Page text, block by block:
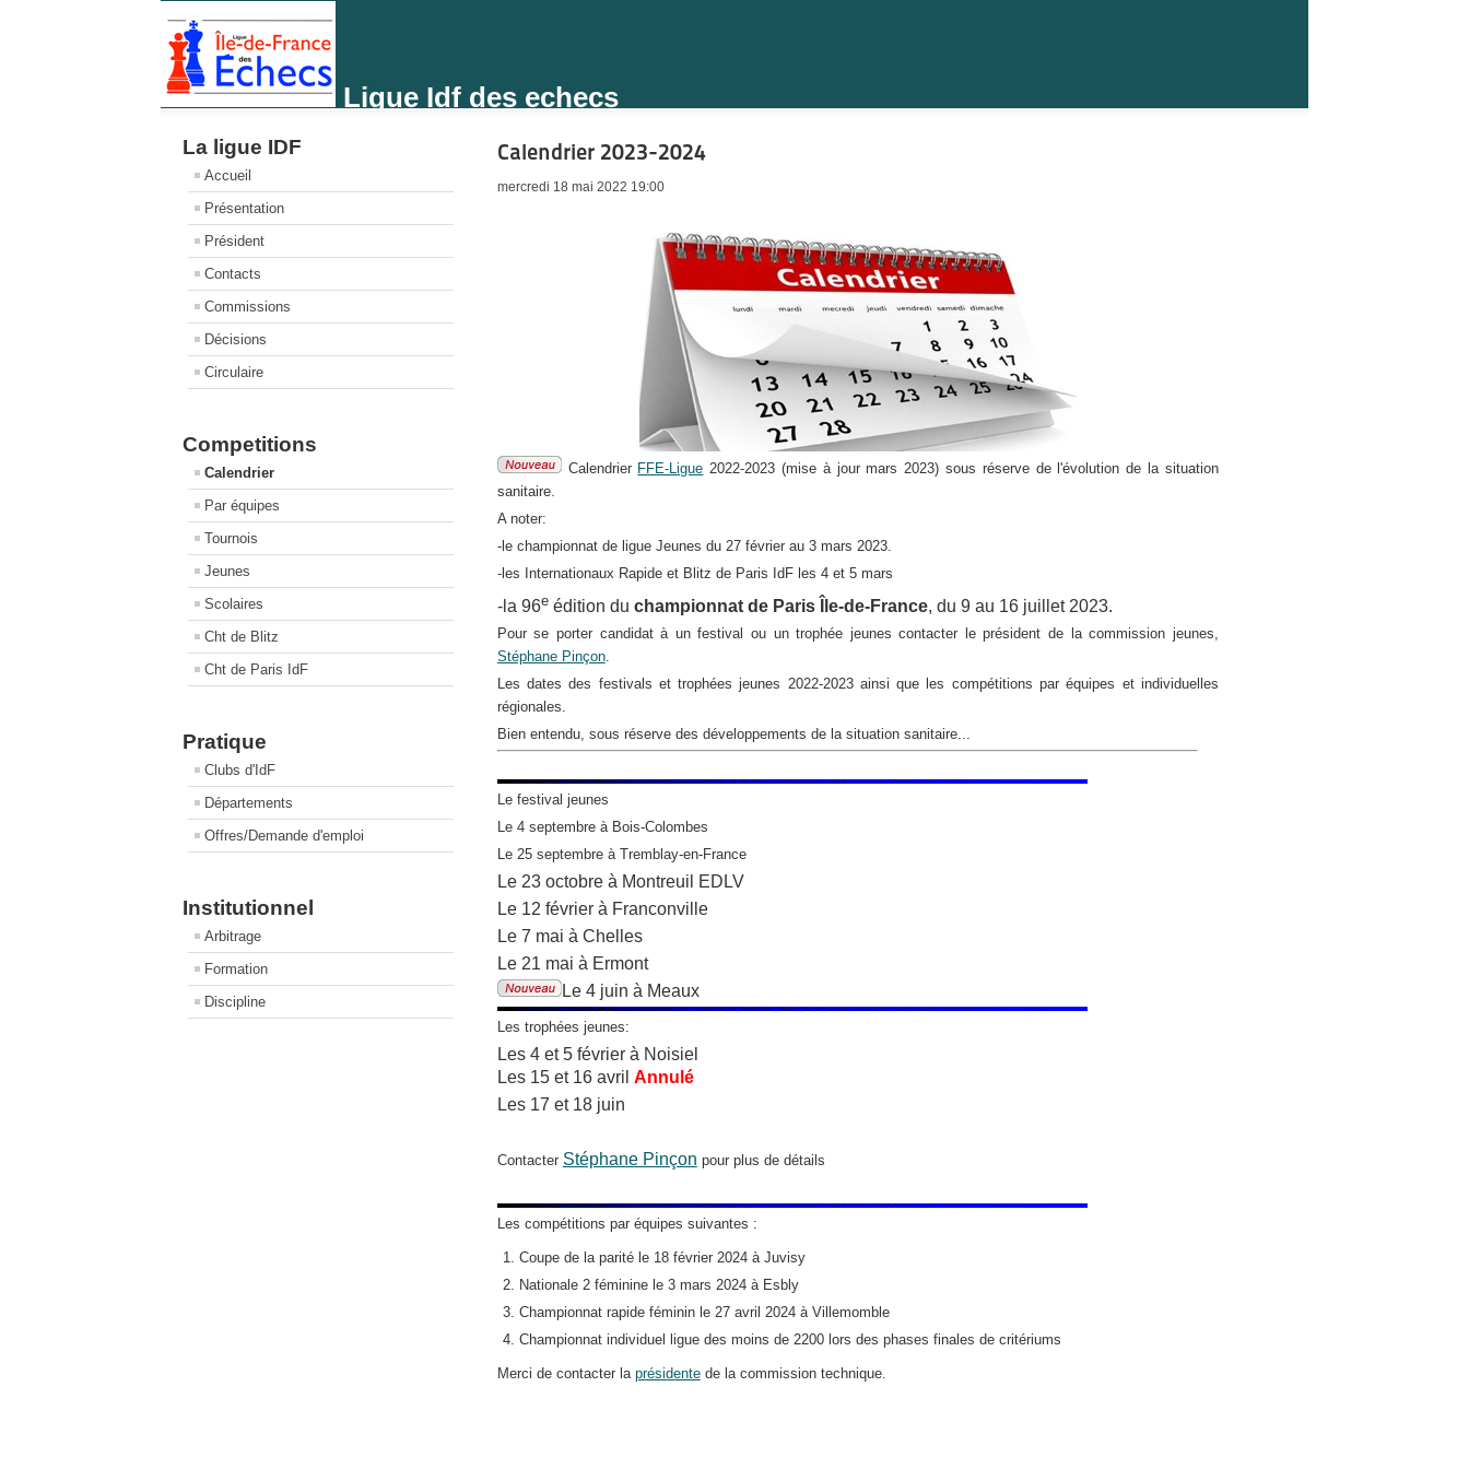
Ligue Idf des echecs
La ligue IDF
Accueil
Présentation
Président
Contacts
Commissions
Décisions
Circulaire
Competitions
Calendrier
Par équipes
Tournois
Jeunes
Scolaires
Cht de Blitz
Cht de Paris IdF
Pratique
Clubs d'IdF
Départements
Offres/Demande d'emploi
Institutionnel
Arbitrage
Formation
Discipline
Calendrier 2023-2024
mercredi 18 mai 2022 19:00
Calendrier FFE-Ligue 2022-2023 (mise à jour mars 2023) sous réserve de l'évolution de la situation
sanitaire.
A noter:
-le championnat de ligue Jeunes du 27 février au 3 mars 2023.
-les Internationaux Rapide et Blitz de Paris IdF les 4 et 5 mars
-la 96eédition du championnat de Paris Île-de-France, du 9 au 16 juillet 2023.
Pour se porter candidat à un festival ou un trophée jeunes contacter le président de la commission jeunes,
Stéphane Pinçon.
Les dates des festivals et trophées jeunes 2022-2023 ainsi que les compétitions par équipes et individuelles
régionales.
Bien entendu, sous réserve des développements de la situation sanitaire...
Le festival jeunes
Le 4 septembre à Bois-Colombes
Le 25 septembre à Tremblay-en-France
Le 23 octobre à Montreuil EDLV
Le 12 février à Franconville
Le 7 mai à Chelles
Le 21 mai à Ermont
Le 4 juin à Meaux
Les trophées jeunes:
Les 4 et 5 février à Noisiel
Les 15 et 16 avril Annulé
Les 17 et 18 juin
Contacter Stéphane Pinçon pour plus de détails
Les compétitions par équipes suivantes :
Coupe de la parité le 18 février 2024 à Juvisy
Nationale 2 féminine le 3 mars 2024 à Esbly
Championnat rapide féminin le 27 avril 2024 à Villemomble
Championnat individuel ligue des moins de 2200 lors des phases finales de critériums
Merci de contacter la présidentede la commission technique.